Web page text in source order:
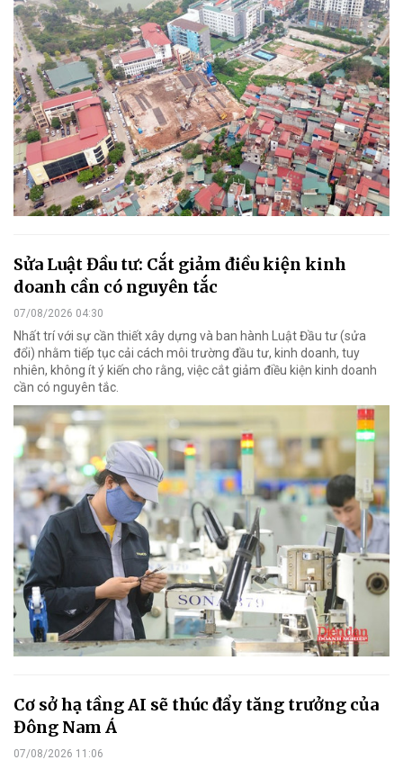
Sửa Luật Đầu tư: Cắt giảm điều kiện kinh
doanh cần có nguyên tắc
07/08/2026 04:30
Nhất trí với sự cần thiết xây dựng và ban hành Luật Đầu tư (sửa
đổi) nhằm tiếp tục cải cách môi trường đầu tư, kinh doanh, tuy
nhiên, không ít ý kiến cho rằng, việc cắt giảm điều kiện kinh doanh
cần có nguyên tắc.
Cơ sở hạ tầng AI sẽ thúc đẩy tăng trưởng của
Đông Nam Á
07/08/2026 11:06